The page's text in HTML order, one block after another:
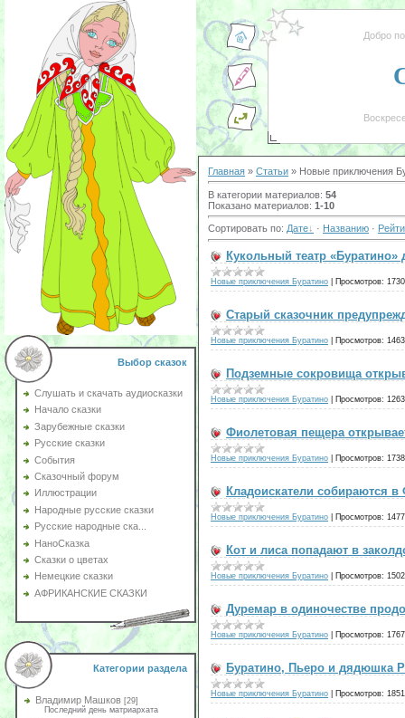
Выбор сказок
Слушать и скачать аудиосказки
Начало сказки
Зарубежные сказки
Русские сказки
События
Сказочный форум
Иллюстрации
Народные русские сказки
Русские народные ска...
НаноСказка
Сказки о цветах
Немецкие сказки
АФРИКАНСКИЕ СКАЗКИ
Категории раздела
Владимир Машков [29]
Последний день матриархата
Добро
Главная » Статьи » Новые приключения
В категории материалов: 54
Показано материалов: 1-10
Сортировать по: Дате · Названию ·
Кукольный театр «Буратино»
Новые приключения Буратино Просмотров: 1730
Старый сказочник
Новые приключения Буратино Просмотров: 1463
Подземные сокровища
Новые приключения Буратино Просмотров: 1263
Фиолетовая пещера
Новые приключения Буратино Просмотров: 1738
Кладоискатели собираются
Новые приключения Буратино Просмотров: 1477
Кот и лиса попадают в
Новые приключения Буратино Просмотров: 1502
Дуремар в одиночестве
Новые приключения Буратино Просмотров: 1767
Буратино, Пьеро и дядюшка
Новые приключения Буратино Просмотров: 1851